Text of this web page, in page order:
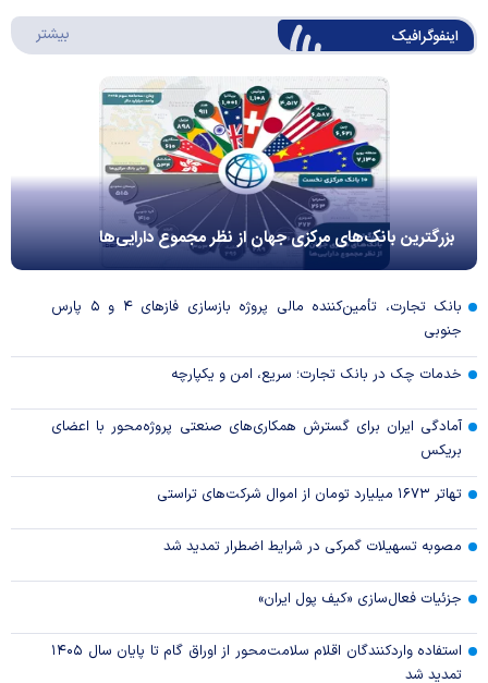
اینفوگرافیک بیشتر
بزرگترین بانک‌های مرکزی جهان از نظر مجموع دارایی‌ها
بانک تجارت، تأمین‌کننده مالی پروژه بازسازی فاز‌های ۴ و ۵ پارس
جنوبی
خدمات چک در بانک تجارت؛ سریع، امن و یکپارچه
آمادگی ایران برای گسترش همکاری‌های صنعتی پروژه‌محور با اعضای
بریکس
تهاتر ۱۶۷۳ میلیارد تومان از اموال شرکت‌های تراستی
مصوبه تسهیلات گمرکی در شرایط اضطرار تمدید شد
جزئیات فعال‌سازی «کیف پول ایران»
استفاده واردکنندگان اقلام سلامت‌محور از اوراق گام تا پایان سال ۱۴۰۵
تمدید شد